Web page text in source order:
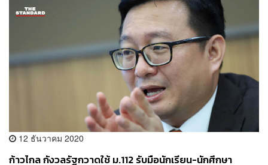
12 ธันวาคม 2020
ก้าวไกล กังวลรัฐกวาดใช้ ม.112 รับมือนักเรียน-นักศึกษา